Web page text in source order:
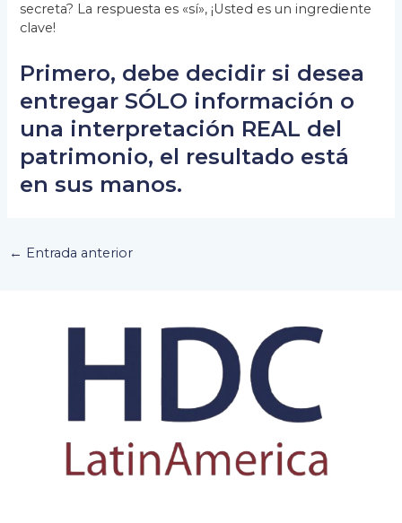
secreta? La respuesta es «sí», ¡Usted es un ingrediente
clave!
Primero, debe decidir si desea
entregar SÓLO información o
una interpretación REAL del
patrimonio, el resultado está
en sus manos.
← Entrada anterior